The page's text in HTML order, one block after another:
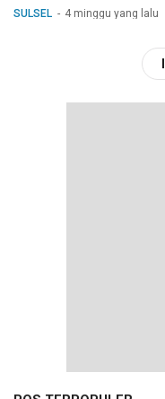
SULSEL 4 minggu yang lalu